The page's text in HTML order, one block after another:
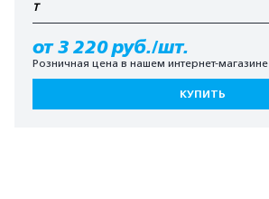
T
от 3 220 руб./шт.
Розничная цена в нашем интернет-магазине
КУПИТЬ